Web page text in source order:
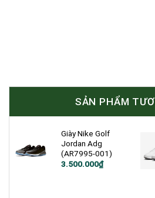
SẢN PHẨM
Giày Nike Golf
Jordan Adg
(AR7995-001)
Giá
3.500.000₫
Giá